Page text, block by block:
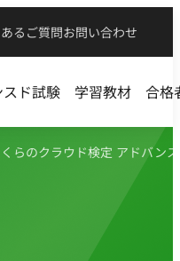
るご質問お問い合わせ
ド試験 学習教材 合格
らのクラウド検定 アドバン